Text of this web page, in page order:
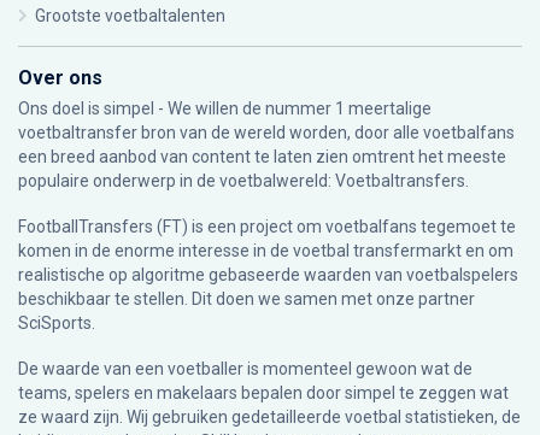
Grootste voetbaltalenten
Over ons
Ons doel is simpel - We willen de nummer 1 meertalige
voetbaltransfer bron van de wereld worden, door alle voetbalfans
een breed aanbod van content te laten zien omtrent het meeste
populaire onderwerp in de voetbalwereld: Voetbaltransfers.
FootballTransfers (FT) is een project om voetbalfans tegemoet te
komen in de enorme interesse in de voetbal transfermarkt en om
realistische op algoritme gebaseerde waarden van voetbalspelers
beschikbaar te stellen. Dit doen we samen met onze partner
SciSports.
De waarde van een voetballer is momenteel gewoon wat de
teams, spelers en makelaars bepalen door simpel te zeggen wat
ze waard zijn. Wij gebruiken gedetailleerde voetbal statistieken, de